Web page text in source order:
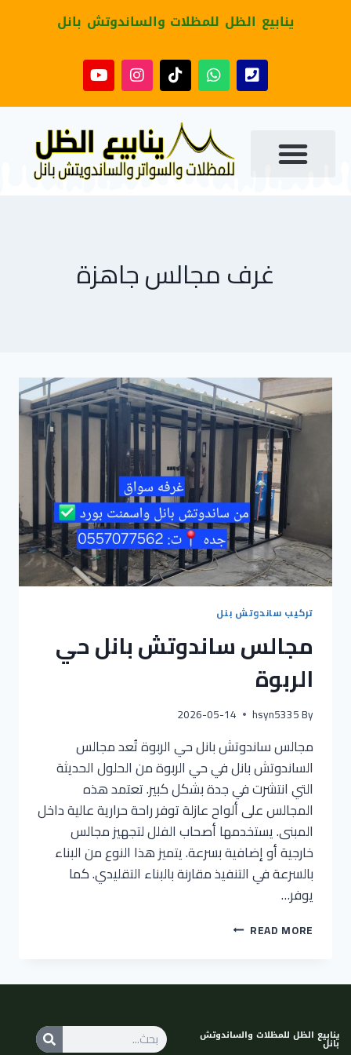
ينابيع الظل للمظلات والساندوتش بانل
غرف مجالس جاهزة
تركيب ساندوتش بنل
مجالس ساندوتش بانل حي
الربوة
By
hsyn5335
2026-05-14
مجالس ساندوتش بانل حي الربوة تُعد مجالس
الساندوتش بانل في حي الربوة من الحلول الحديثة
التي انتشرت في جدة بشكل كبير. تعتمد هذه
المجالس على ألواح عازلة توفر راحة حرارية عالية داخل
المبنى. يستخدمها أصحاب الفلل لتجهيز مجالس
خارجية أو إضافية بسرعة. يتميز هذا النوع من البناء
بالسرعة في التنفيذ مقارنة بالبناء التقليدي. كما
يوفر…
READ MORE
ينابيع الظل للمظلات والساندوتش
بانل